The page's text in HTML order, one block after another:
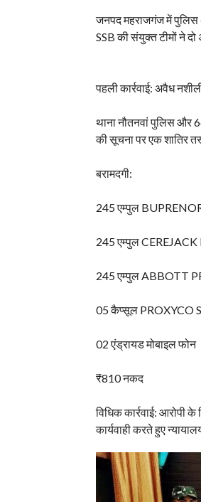
जनपद महराजगंज में पुलिस
SSB की संयुक्त टीमों ने
पहली कार्रवाई: अवैध
थाना नौतनवां पुलिस और
की सूचना पर एक शातिर
बरामदगी:
245 एम्पुल
245 एम्पुल
245 एम्पुल ABBOTT
05 कैप्सूल PROXYCO
02 एंड्रायड मोबाइल फोन
₹810 नकद
विधिक कार्रवाई:
कार्यवाही करते हुए